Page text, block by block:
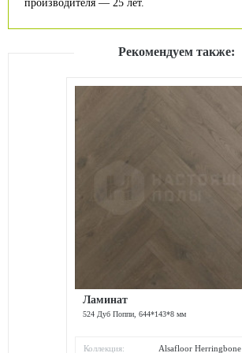
производителя — 25 лет.
Рекомендуем также:
Ламинат
524 Дуб Поппи, 644*143*8 мм
Коллекция:
Alsafloor Herringbone